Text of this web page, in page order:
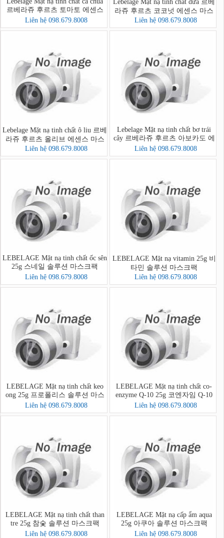
르베라쥬 후르츠 토마토 에센스
마스크
Liên hệ 098.679.8008
Lebelage Mặt nạ tinh chất dừa 르베
라쥬 후르츠 코코넛 에센스 마스
크
Liên hệ 098.679.8008
Lebelage Mặt nạ tinh chất ô liu 르베
라쥬 후르츠 올리브 에센스 마스
크
Liên hệ 098.679.8008
Lebelage Mặt nạ tinh chất bơ trái
cây 르베라쥬 후르츠 아보카도 에
센스 마스크
Liên hệ 098.679.8008
LEBELAGE Mặt nạ tinh chất ốc sên
25g 스네일 솔루션 마스크팩
Liên hệ 098.679.8008
LEBELAGE Mặt nạ vitamin 25g 비
타민 솔루션 마스크팩
Liên hệ 098.679.8008
LEBELAGE Mặt nạ tinh chất keo
ong 25g 프로폴리스 솔루션 마스
크팩
Liên hệ 098.679.8008
LEBELAGE Mặt nạ tinh chất co-
enzyme Q-10 25g 코엔자임 Q-10
솔루션 마스크팩
Liên hệ 098.679.8008
LEBELAGE Mặt nạ tinh chất than
tre 25g 참숯 솔루션 마스크팩
Liên hệ 098.679.8008
LEBELAGE Mặt nạ cấp ẩm aqua
25g 아쿠아 솔루션 마스크팩
Liên hệ 098.679.8008